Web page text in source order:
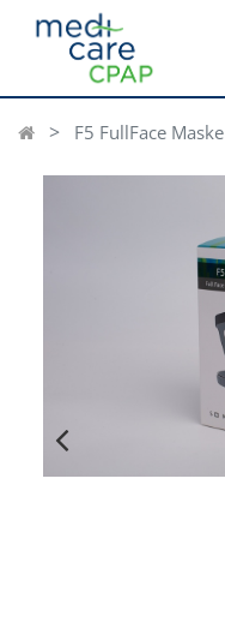
F5 FullFace Maske